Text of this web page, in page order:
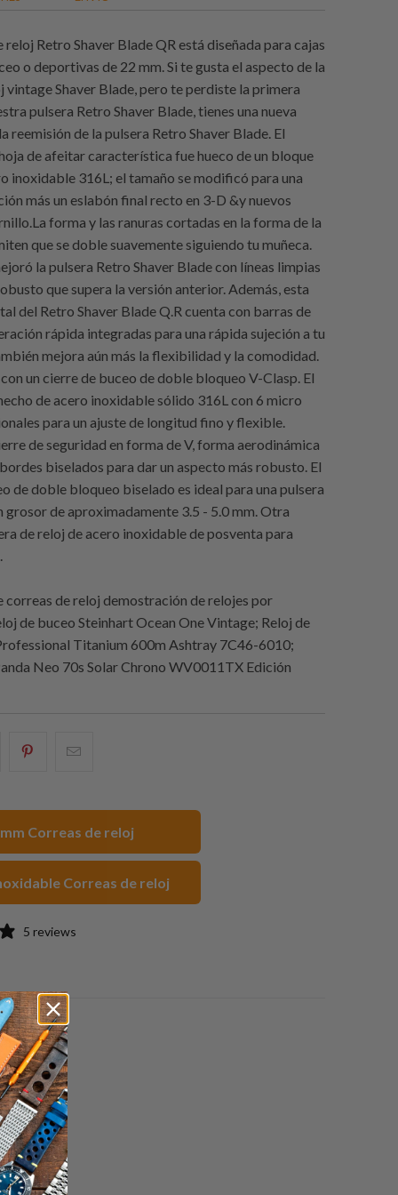
reloj Retro Shaver Blade QR está diseñada para cajas
o deportivas de 22 mm. Si te gusta el aspecto de la
vintage Shaver Blade, pero te perdiste la primera
pulsera Retro Shaver Blade, tienes una nueva
reemisión de la pulsera Retro Shaver Blade. El
de afeitar característica fue hueco de un bloque
inoxidable 316L; el tamaño se modificó para una
más un eslabón final recto en 3-D &y nuevos
forma y las ranuras cortadas en la forma de la
que se doble suavemente siguiendo tu muñeca.
la pulsera Retro Shaver Blade con líneas limpias
que supera la versión anterior. Además, esta
del Retro Shaver Blade Q.R cuenta con barras de
rápida integradas para una rápida sujeción a tu
mejora aún más la flexibilidad y la comodidad.
un cierre de buceo de doble bloqueo V-Clasp. El
de acero inoxidable sólido 316L con 6 micro
para un ajuste de longitud fino y flexible.
de seguridad en forma de V, forma aerodinámica
biselados para dar un aspecto más robusto. El
de doble bloqueo biselado es ideal para una pulsera
grosor de aproximadamente 3.5 - 5.0 mm. Otra
de reloj de acero inoxidable de posventa para
correas de reloj demostración de relojes por
de buceo Steinhart Ocean One Vintage; Reloj de
Titanium 600m Ashtray 7C46-6010;
Neo 70s Solar Chrono WV0011TX Edición
Compartir
friend
Correas de reloj
Correas de reloj
5 reviews